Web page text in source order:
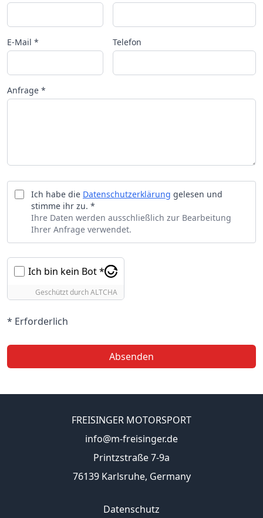
E-Mail * Telefon
Anfrage *
Ich habe die Datenschutzerklärung gelesen und
stimme ihr zu. *
Ihre Daten werden ausschließlich zur Bearbeitung
Ihrer Anfrage verwendet.
Ich bin kein Bot *
Geschützt durchALTCHA
* Erforderlich
Absenden
FREISINGER MOTORSPORT
info@m-freisinger.de
Printzstraße 7-9a
76139 Karlsruhe, Germany
Datenschutz